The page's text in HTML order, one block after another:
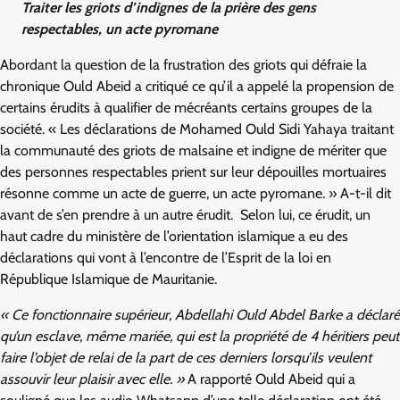
Traiter les griots d’indignes de la prière des gens
respectables, un acte pyromane
Abordant la question de la frustration des griots qui défraie la
chronique Ould Abeid a critiqué ce qu’il a appelé la propension de
certains érudits à qualifier de mécréants certains groupes de la
société. « Les déclarations de Mohamed Ould Sidi Yahaya traitant
la communauté des griots de malsaine et indigne de mériter que
des personnes respectables prient sur leur dépouilles mortuaires
résonne comme un acte de guerre, un acte pyromane. » A-t-il dit
avant de s’en prendre à un autre érudit. Selon lui, ce érudit, un
haut cadre du ministère de l’orientation islamique a eu des
déclarations qui vont à l’encontre de l’Esprit de la loi en
République Islamique de Mauritanie.
« Ce fonctionnaire supérieur, Abdellahi Ould Abdel Barke a déclaré
qu’un esclave, même mariée, qui est la propriété de 4 héritiers peut
faire l’objet de relai de la part de ces derniers lorsqu’ils veulent
assouvir leur plaisir avec elle. »A rapporté Ould Abeid qui a